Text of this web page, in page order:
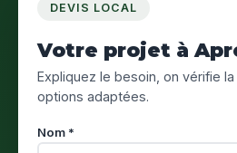
DEVIS LOCAL
Votre projet à
Expliquez le besoin, on vérifie
options adaptées.
Nom *